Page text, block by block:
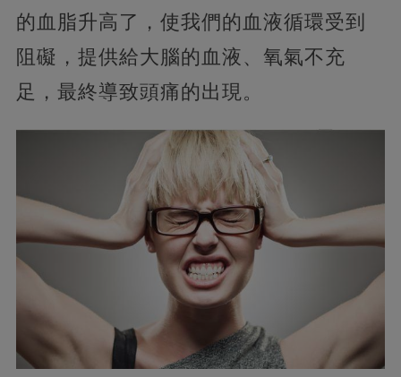
的血脂升高了，使我們的血液循環受到
阻礙，提供給大腦的血液、氧氣不充
足，最終導致頭痛的出現。